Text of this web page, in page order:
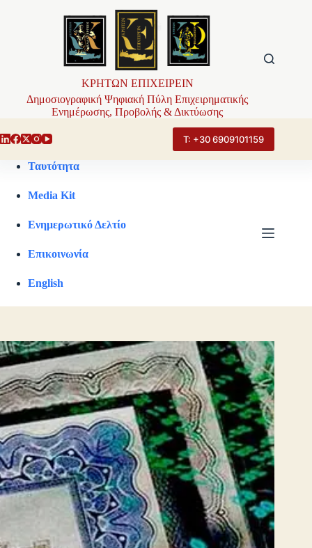
ΚΡΗΤΩΝ ΕΠΙΧΕΙΡΕΙΝ
Δημοσιογραφική Ψηφιακή Πύλη Επιχειρηματικής
Ενημέρωσης, Προβολής & Δικτύωσης
Τ: +30 6909101159
Ταυτότητα
Media Kit
Ενημερωτικό Δελτίο
Επικοινωνία
English